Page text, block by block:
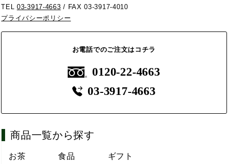
TEL03-3917-4663 / FAX 03-3917-4010
プライバシーポリシー
お電話でのご注文はコチラ
0120-22-4663
03-3917-4663
商品一覧から探す
お茶 食品 ギフト